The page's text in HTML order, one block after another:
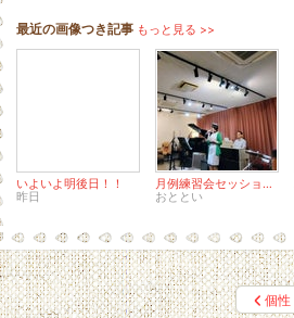
最近の画像つき記事 もっと見る >>
いよいよ明後日！！
昨日
月例練習会セッションへ
おととい
個性